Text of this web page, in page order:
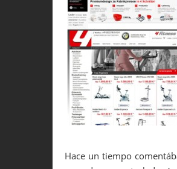
49
50
51
52
53
54
55
56
57
58
59
60
63
<table
</pventamod
</
</models>
<resources>
<setup>
<module
</setup>
<use
Hace un tiempo